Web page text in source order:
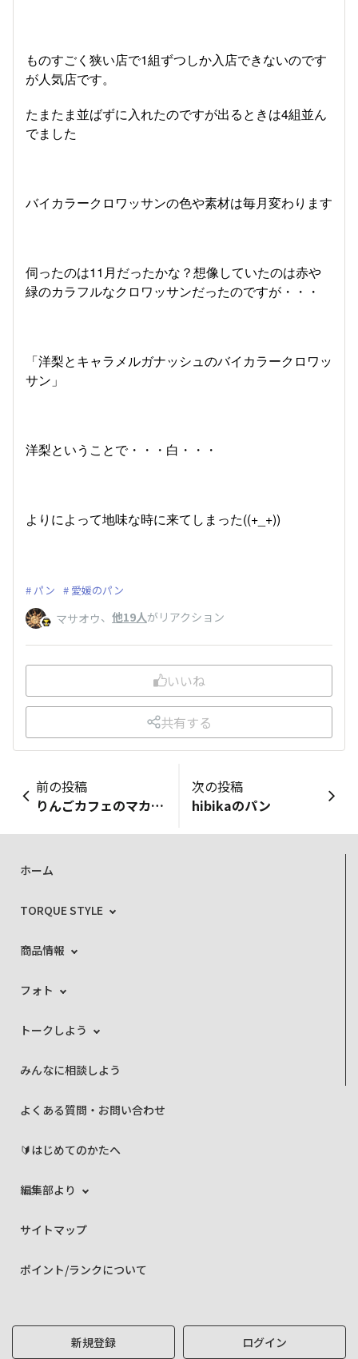
ものすごく狭い店で1組ずつしか入店できないのです
が人気店です。
たまたま並ばずに入れたのですが出るときは4組並ん
でました
バイカラークロワッサンの色や素材は毎月変わります
伺ったのは11月だったかな？想像していたのは赤や
緑のカラフルなクロワッサンだったのですが・・・
「洋梨とキャラメルガナッシュのバイカラークロワッ
サン」
洋梨ということで・・・白・・・
よりによって地味な時に来てしまった((+_+))
パン 愛媛のパン
マサオウ、 他19人がリアクション
いいね
共有する
前の投稿
りんごカフェのマカロン
次の投稿
hibikaのパン
ホーム
TORQUE STYLE
商品情報
フォト
トークしよう
みんなに相談しよう
よくある質問・お問い合わせ
🔰はじめてのかたへ
編集部より
サイトマップ
ポイント/ランクについて
新規登録 ログイン